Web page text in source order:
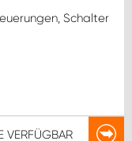
Schalter
VERFÜGBAR